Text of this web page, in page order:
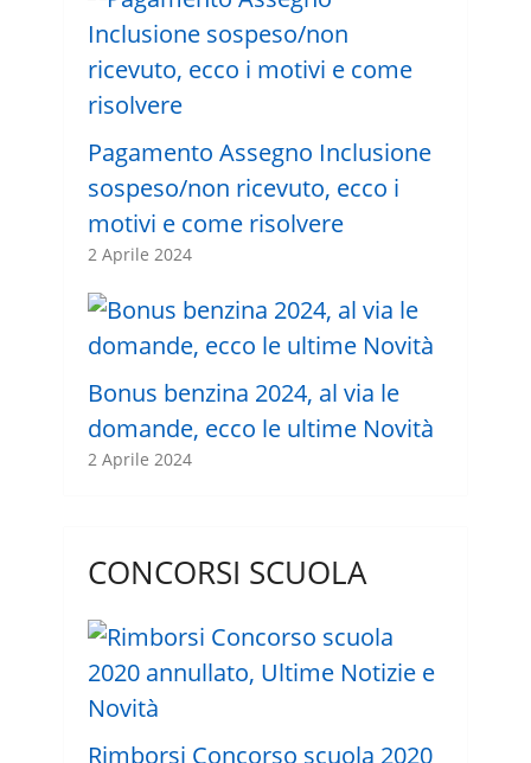
Pagamento Assegno Inclusione
sospeso/non ricevuto, ecco i
motivi e come risolvere
2 Aprile 2024
Bonus benzina 2024, al via le
domande, ecco le ultime Novità
2 Aprile 2024
CONCORSI SCUOLA
Rimborsi Concorso scuola 2020